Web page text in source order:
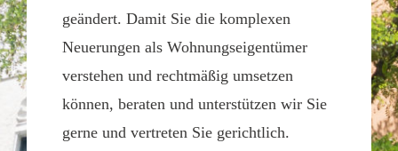
geändert. Damit Sie die komplexen
Neuerungen als Wohnungseigentümer
verstehen und rechtmäßig umsetzen
können, beraten und unterstützen wir Sie
gerne und vertreten Sie gerichtlich.